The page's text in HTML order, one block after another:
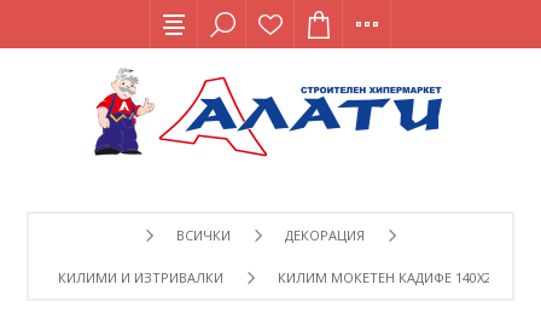
ВСИЧКИ ДЕКОРАЦИЯ
КИЛИМИ И ИЗТРИВАЛКИ КИЛИМ МОКЕТЕН КАДИФЕ 140Х200СМ.